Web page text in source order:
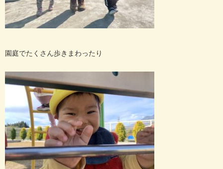
園庭でたくさん歩きまわったり